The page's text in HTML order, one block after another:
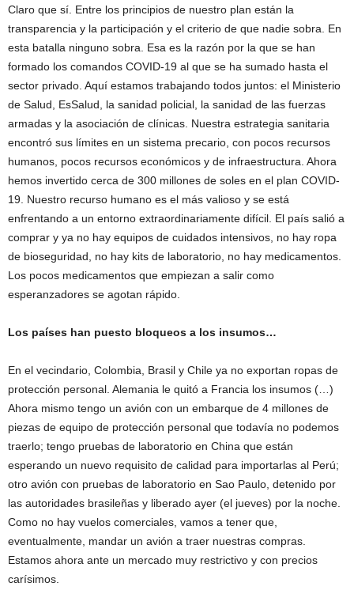
Claro que sí. Entre los principios de nuestro plan están la
transparencia y la participación y el criterio de que nadie sobra. En
esta batalla ninguno sobra. Esa es la razón por la que se han
formado los comandos COVID-19 al que se ha sumado hasta el
sector privado. Aquí estamos trabajando todos juntos: el Ministerio
de Salud, EsSalud, la sanidad policial, la sanidad de las fuerzas
armadas y la asociación de clínicas. Nuestra estrategia sanitaria
encontró sus límites en un sistema precario, con pocos recursos
humanos, pocos recursos económicos y de infraestructura. Ahora
hemos invertido cerca de 300 millones de soles en el plan COVID-
19. Nuestro recurso humano es el más valioso y se está
enfrentando a un entorno extraordinariamente difícil. El país salió a
comprar y ya no hay equipos de cuidados intensivos, no hay ropa
de bioseguridad, no hay kits de laboratorio, no hay medicamentos.
Los pocos medicamentos que empiezan a salir como
esperanzadores se agotan rápido.
Los países han puesto bloqueos a los insumos…
En el vecindario, Colombia, Brasil y Chile ya no exportan ropas de
protección personal. Alemania le quitó a Francia los insumos (…)
Ahora mismo tengo un avión con un embarque de 4 millones de
piezas de equipo de protección personal que todavía no podemos
traerlo; tengo pruebas de laboratorio en China que están
esperando un nuevo requisito de calidad para importarlas al Perú;
otro avión con pruebas de laboratorio en Sao Paulo, detenido por
las autoridades brasileñas y liberado ayer (el jueves) por la noche.
Como no hay vuelos comerciales, vamos a tener que,
eventualmente, mandar un avión a traer nuestras compras.
Estamos ahora ante un mercado muy restrictivo y con precios
carísimos.